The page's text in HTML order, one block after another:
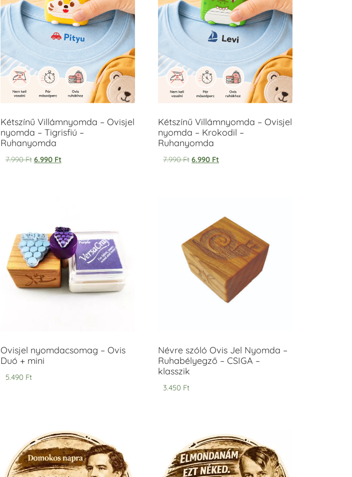
Kétszínű Villámnyomda – Ovisjel
nyomda – Tigrisfiú –
Ruhanyomda
7.990Ft 6.990 Ft
Kétszínű Villámnyomda – Ovisjel
nyomda – Krokodil –
Ruhanyomda
7.990Ft 6.990 Ft
Ovisjel nyomdacsomag – Ovis
Duó + mini
5.490 Ft
Névre szóló Ovis Jel Nyomda –
Ruhabélyegző – CSIGA –
klasszik
3.450 Ft